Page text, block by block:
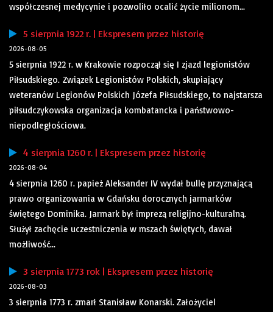
współczesnej medycynie i pozwoliło ocalić życie milionom...
5 sierpnia 1922 r. | Ekspresem przez historię
2026-08-05
5 sierpnia 1922 r. w Krakowie rozpoczął się I zjazd legionistów
Piłsudskiego. Związek Legionistów Polskich, skupiający
weteranów Legionów Polskich Józefa Piłsudskiego, to najstarsza
piłsudczykowska organizacja kombatancka i państwowo-
niepodległościowa.
4 sierpnia 1260 r. | Ekspresem przez historię
2026-08-04
4 sierpnia 1260 r. papież Aleksander IV wydał bullę przyznającą
prawo organizowania w Gdańsku dorocznych jarmarków
świętego Dominika. Jarmark był imprezą religijno-kulturalną.
Służył zachęcie uczestniczenia w mszach świętych, dawał
możliwość...
3 sierpnia 1773 rok | Ekspresem przez historię
2026-08-03
3 sierpnia 1773 r. zmarł Stanisław Konarski. Założyciel